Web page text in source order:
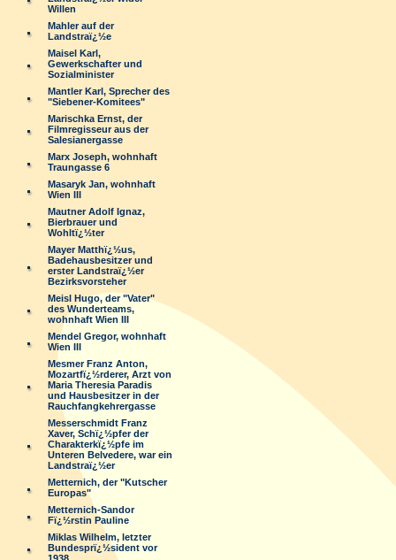
Willen
Mahler auf der
Landstraï¿½e
Maisel Karl,
Gewerkschafter und
Sozialminister
Mantler Karl, Sprecher des
"Siebener-Komitees"
Marischka Ernst, der
Filmregisseur aus der
Salesianergasse
Marx Joseph, wohnhaft
Traungasse 6
Masaryk Jan, wohnhaft
Wien III
Mautner Adolf Ignaz,
Bierbrauer und
Wohltï¿½ter
Mayer Matthï¿½us,
Badehausbesitzer und
erster Landstraï¿½er
Bezirksvorsteher
Meisl Hugo, der "Vater"
des Wunderteams,
wohnhaft Wien III
Mendel Gregor, wohnhaft
Wien III
Mesmer Franz Anton,
Mozartfï¿½rderer, Arzt von
Maria Theresia Paradis
und Hausbesitzer in der
Rauchfangkehrergasse
Messerschmidt Franz
Xaver, Schï¿½pfer der
Charakterkï¿½pfe im
Unteren Belvedere, war ein
Landstraï¿½er
Metternich, der "Kutscher
Europas"
Metternich-Sandor
Fï¿½rstin Pauline
Miklas Wilhelm, letzter
Bundesprï¿½sident vor